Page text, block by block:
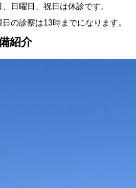
日曜日、祝日は休診です。
の診察は13時までになります。
紹介